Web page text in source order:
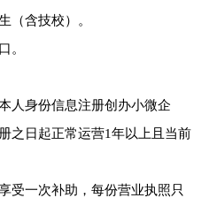
（含技校）。
。
身份信息注册创办小微企
之日起正常运营1年以上且当前
一次补助，每份营业执照只